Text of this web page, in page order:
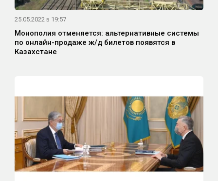
25.05.2022 в 19:57
Монополия отменяется: альтернативные системы
по онлайн-продаже ж/д билетов появятся в
Казахстане